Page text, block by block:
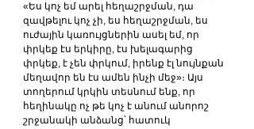
«Ես կոչ եմ արել հեղաշրջման, դա
զավթելու կոչ չի, ես հեղաշրջման, ես
ուժային կառույցներին ասել եմ, որ
փրկեք էս երկիրը, էս խելագարից
փրկեք, է չեն փրկում, իրենք էլ նույնքան
մեղավոր են էս ամեն ինչի մեջ»։ Այս
տողերում կրկին տեսնում ենք, որ
հեղինակը ոչ թե կոչ է անում անորոշ
շրջանակի անձանց՝ հատուկ